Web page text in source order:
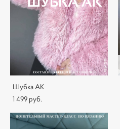
Шубка AK
1 499 pуб.